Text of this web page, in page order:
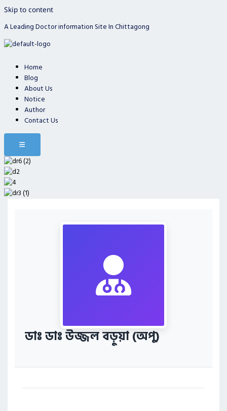
Skip to content
A Leading Doctor information Site In Chittagong
Home
Blog
About Us
Notice
Author
Contact Us
Hamburger Toggle Menu
ডাঃ ডাঃ উজ্জল বড়ুয়া (অপু)